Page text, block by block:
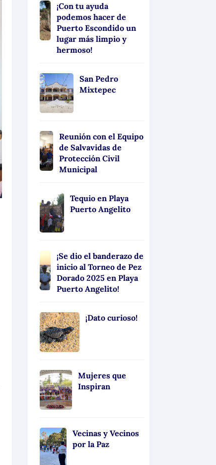
¡Con tu ayuda
podemos hacer de
Puerto Escondido un
lugar más limpio y
hermoso!
San Pedro
Mixtepec
Reunión con el Equipo
de Salvavidas de
Protección Civil
Municipal
Tequio en Playa
Puerto Angelito
¡Se dio el banderazo de
inicio al Torneo de Pez
Dorado 2025 en Playa
Puerto Angelito!
¡Dato curioso!
Mujeres que
Inspiran
Vecinas y Vecinos
por la Paz